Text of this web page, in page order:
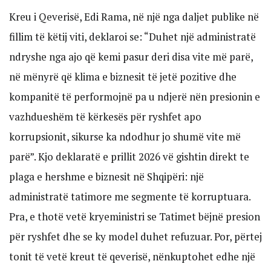
Kreu i Qeverisë, Edi Rama, në një nga daljet publike në
fillim të këtij viti, deklaroi se: “Duhet një administratë
ndryshe nga ajo që kemi pasur deri disa vite më parë,
në mënyrë që klima e biznesit të jetë pozitive dhe
kompanitë të performojnë pa u ndjerë nën presionin e
vazhdueshëm të kërkesës për ryshfet apo
korrupsionit, sikurse ka ndodhur jo shumë vite më
parë”. Kjo deklaratë e prillit 2026 vë gishtin direkt te
plaga e hershme e biznesit në Shqipëri: një
administratë tatimore me segmente të korruptuara.
Pra, e thotë vetë kryeministri se Tatimet bëjnë presion
për ryshfet dhe se ky model duhet refuzuar. Por, përtej
tonit të vetë kreut të qeverisë, nënkuptohet edhe një